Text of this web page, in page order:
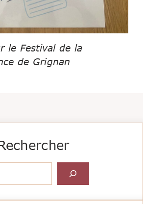
le Festival de la
de Grignan